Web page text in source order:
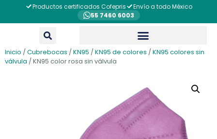
Productos certificados Cofepris
Envío a todo México
55 7460 6003
Inicio /Cubrebocas /KN95 /KN95 de colores /KN95 colores sin
válvula / KN95 color rosa sin válvula